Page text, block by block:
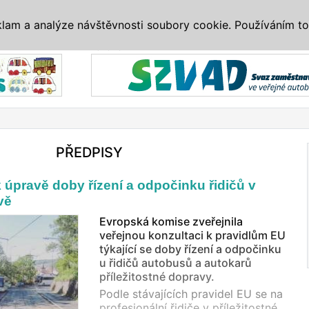
PŘEDPISY
úpravě doby řízení a odpočinku řidičů v
Evropská komise zveřejnila
veřejnou konzultaci k pravidlům EU
týkající se doby řízení a odpočinku
u řidičů autobusů a autokarů
příležitostné dopravy.
Podle stávajících pravidel EU se na
a analýze návštěvnosti soubory cookie. Používáním